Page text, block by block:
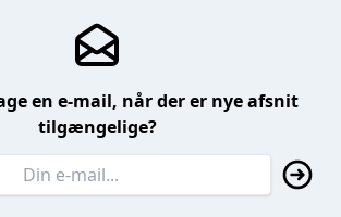
en e-mail, når der er nye afsnit
tilgængelige?